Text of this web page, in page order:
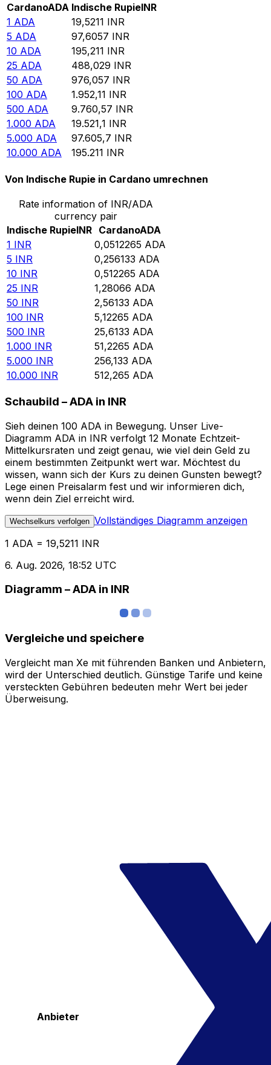
CardanoADA Indische RupieINR
1 ADA 19,5211 INR
5 ADA 97,6057 INR
10 ADA 195,211 INR
25 ADA 488,029 INR
50 ADA 976,057 INR
100 ADA 1.952,11 INR
500 ADA 9.760,57 INR
1.000 ADA 19.521,1 INR
5.000 ADA 97.605,7 INR
10.000 ADA 195.211 INR
Von Indische Rupie in Cardano umrechnen
Rate information of INR/ADA
currency pair
Indische RupieINR CardanoADA
1 INR 0,0512265 ADA
5 INR 0,256133 ADA
10 INR 0,512265 ADA
25 INR 1,28066 ADA
50 INR 2,56133 ADA
100 INR 5,12265 ADA
500 INR 25,6133 ADA
1.000 INR 51,2265 ADA
5.000 INR 256,133 ADA
10.000 INR 512,265 ADA
Schaubild – ADA in INR
Sieh deinen 100 ADA in Bewegung. Unser Live-
Diagramm ADA in INR verfolgt 12 Monate Echtzeit-
Mittelkursraten und zeigt genau, wie viel dein Geld zu
einem bestimmten Zeitpunkt wert war. Möchtest du
wissen, wann sich der Kurs zu deinen Gunsten bewegt?
Lege einen Preisalarm fest und wir informieren dich,
wenn dein Ziel erreicht wird.
Wechselkurs verfolgen Vollständiges Diagramm anzeigen
1 ADA = 19,5211 INR
6. Aug. 2026, 18:52 UTC
Diagramm – ADA in INR
Vergleiche und speichere
Vergleicht man Xe mit führenden Banken und Anbietern,
wird der Unterschied deutlich. Günstige Tarife und keine
versteckten Gebühren bedeuten mehr Wert bei jeder
Überweisung.
Anbieter